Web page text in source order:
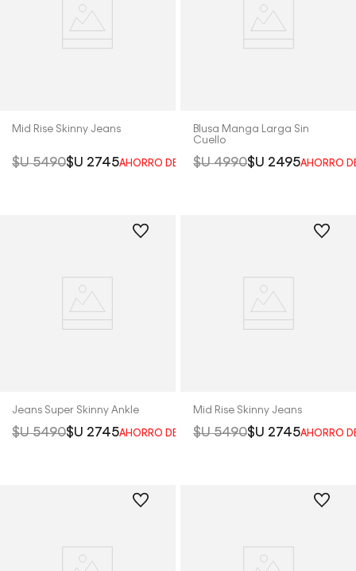
Mid Rise Skinny Jeans
$U 5490$U 2745AHORRO DEL 50%
Blusa Manga Larga Sin
Cuello
$U 4990$U 2495AHORRO
Jeans Super Skinny Ankle
$U 5490$U 2745AHORRO DEL 50%
Mid Rise Skinny Jeans
$U 5490$U 2745AHORRO